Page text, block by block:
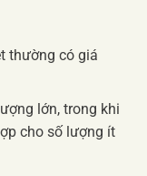
thường có giá
lớn, trong khi
cho số lượng ít